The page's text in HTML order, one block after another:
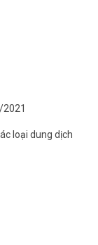
loại dung dịch